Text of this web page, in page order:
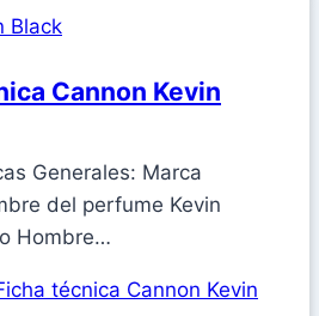
Cannon Kevin
Generales: Marca
del perfume Kevin
Hombre…
técnica Cannon Kevin